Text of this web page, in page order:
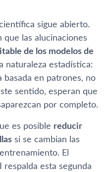
sigue abierto.
las alucinaciones
de los modelos de
naturaleza estadística:
basada en patrones, no
sentido, esperan que
por completo.
es posible reducir
si se cambian las
El
esta segunda